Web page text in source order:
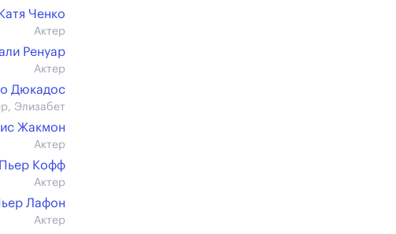
Катя Ченко
Актер
Ренуар
Актер
Дюкадос
Элизабет
Жакмон
Актер
Кофф
Актер
Лафон
Актер